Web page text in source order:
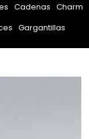
Cadenas Charm
Gargantillas